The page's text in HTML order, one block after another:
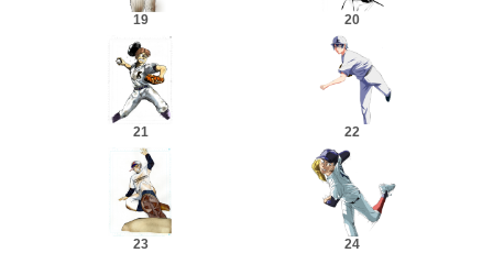
19 20
21 22
23 24